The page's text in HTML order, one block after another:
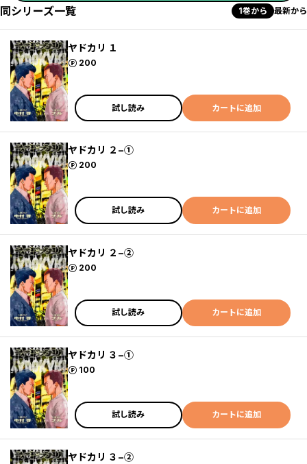
同シリーズ一覧 1巻から 最新から
ヤドカリ １
200
ポイント
試し読み カートに追加
ヤドカリ ２−①
200
ポイント
試し読み カートに追加
ヤドカリ ２−②
200
ポイント
試し読み カートに追加
ヤドカリ ３−①
100
ポイント
試し読み カートに追加
ヤドカリ ３−②